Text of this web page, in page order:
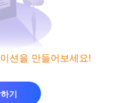
션을 만들어보세요!
기